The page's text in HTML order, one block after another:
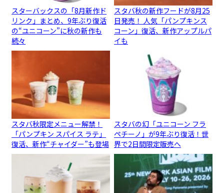
スターバックスの「8月新作ド
リンク」まとめ、9年ぶり復活
の“ユニコーン”に秋の新作も
続々
スタバ秋の新作フードが8月25
日発売！ 人気「パンプキンス
コーン」復活、新作アップルパ
イも
スタバ秋限定メニュー解禁！
「パンプキン スパイス ラテ」
復活、新作“チャイダー”も登場
スタバの幻「ユニコーン フラ
ペチーノ」が9年ぶり復活！世
界で2日間限定販売へ